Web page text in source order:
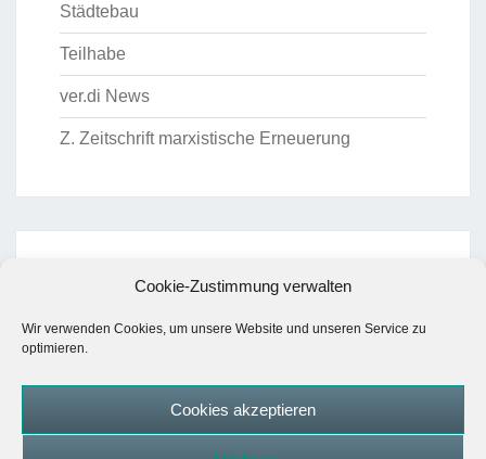
Cookie-Zustimmung verwalten
Wir verwenden Cookies, um unsere Website und unseren Service zu
optimieren.
Cookies akzeptieren
Städtebau
Teilhabe
ver.di News
Z. Zeitschrift marxistische Erneuerung
Archiv